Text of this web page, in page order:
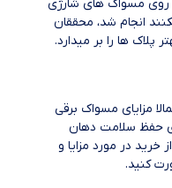
در حال 2016 که بر روی مسواک های شارژی
انجام شد، محققان
ها را بر میدارد.
مزایای مسواک برقی
حفظ سلامت دهان
خرید در مورد مزایا و
کنید.